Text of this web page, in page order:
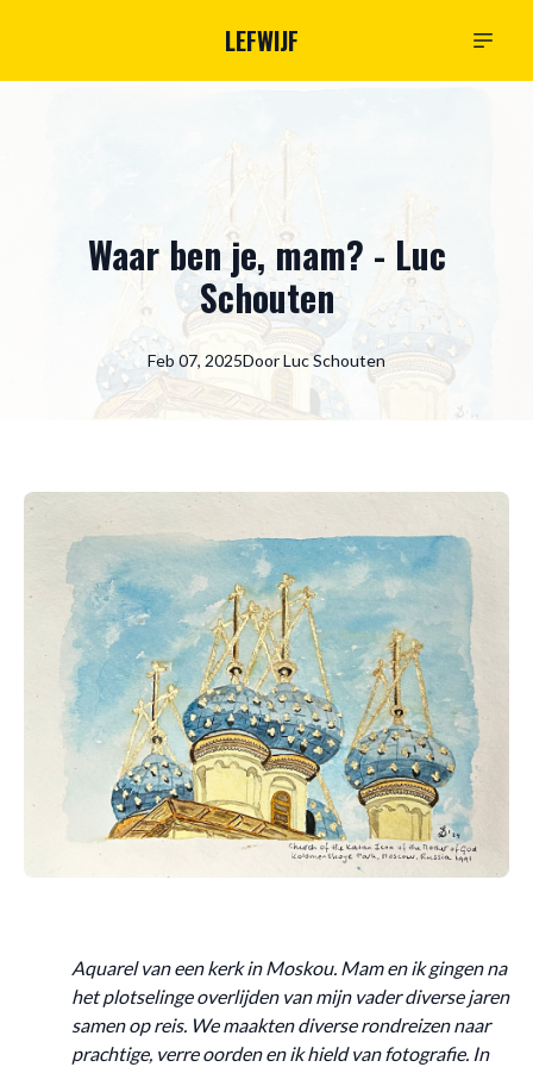
LEFWIJF
Waar ben je, mam? - Luc
Schouten
Feb 07, 2025DoorLucSchouten
Aquarel van een kerk in Moskou. Mam en ik gingen na
het plotselinge overlijden van mijn vader diverse jaren
samen op reis. We maakten diverse rondreizen naar
prachtige, verre oorden en ik hield van fotografie. In